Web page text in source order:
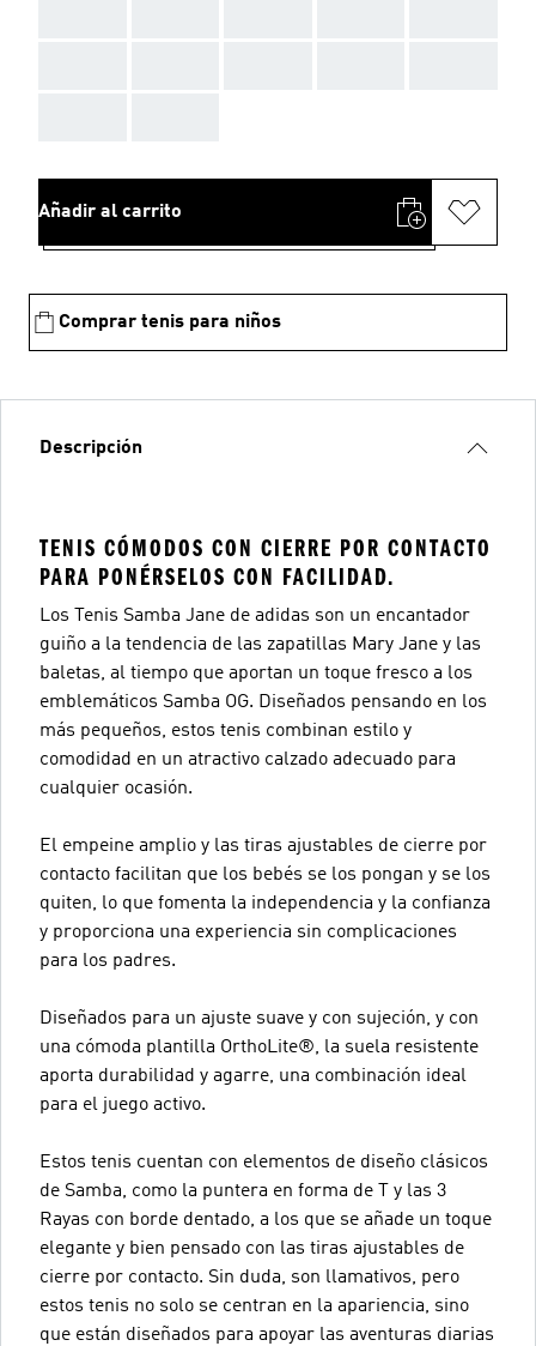
Añadir al carrito
Comprar tenis para niños
Descripción
TENIS CÓMODOS CON CIERRE POR CONTACTO
PARA PONÉRSELOS CON FACILIDAD.
Los Tenis Samba Jane de adidas son un encantador
guiño a la tendencia de las zapatillas Mary Jane y las
baletas, al tiempo que aportan un toque fresco a los
emblemáticos Samba OG. Diseñados pensando en los
más pequeños, estos tenis combinan estilo y
comodidad en un atractivo calzado adecuado para
cualquier ocasión.
El empeine amplio y las tiras ajustables de cierre por
contacto facilitan que los bebés se los pongan y se los
quiten, lo que fomenta la independencia y la confianza
y proporciona una experiencia sin complicaciones
para los padres.
Diseñados para un ajuste suave y con sujeción, y con
una cómoda plantilla OrthoLite®, la suela resistente
aporta durabilidad y agarre, una combinación ideal
para el juego activo.
Estos tenis cuentan con elementos de diseño clásicos
de Samba, como la puntera en forma de T y las 3
Rayas con borde dentado, a los que se añade un toque
elegante y bien pensado con las tiras ajustables de
cierre por contacto. Sin duda, son llamativos, pero
estos tenis no solo se centran en la apariencia, sino
que están diseñados para apoyar las aventuras diarias